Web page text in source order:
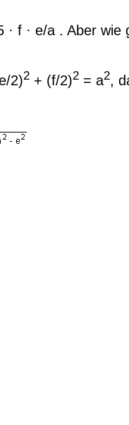
· f · e/a . Aber wie
2)2+ (f/2)2= a2,